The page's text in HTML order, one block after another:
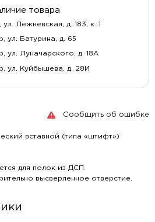
товара
ул. Лежневская, д. 183, к. 1
ул. Батурина, д. 65
ул. Луначарского, д. 18А
ул. Куйбышева, д. 28И
Сообщить об ошибке
вставной (типа «штифт»)
для полок из ДСП.
высверленное отверстие.